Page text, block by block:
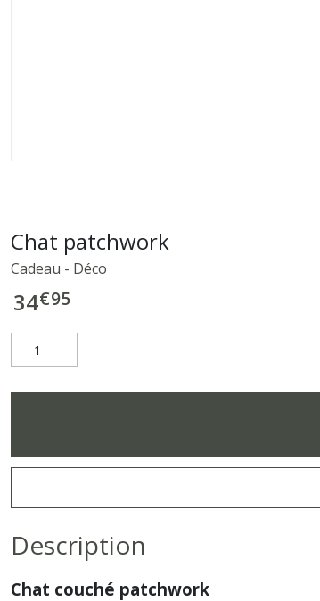
Chat patchwork
Cadeau - Déco
34€95
Description
Chat couché patchwork